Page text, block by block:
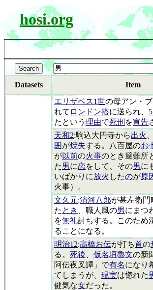
hosi.org
Datasets Item
エリザベス1世の母アン・
れて ロンドン搭に送られ、
たという 理由で死刑 を宣告
天和2:駒込大円寺から出火
囲 が焼失する。八百屋のお
が以前の火事のとき避難所
た男に恋をして、その男に
いばかりに放火 したのが原
火事）。
文久元:清河八郎が甚左衛門
た とき 、職人風の男にまつ
を無礼討ちする。このため
ることになる。
明治12:高橋お伝が打ち首の
る。 死後 仮名垣魯文の新
阿伝夜叉譚」で有名になり
てしまうが、 現実は惚れた
健気な女だった。